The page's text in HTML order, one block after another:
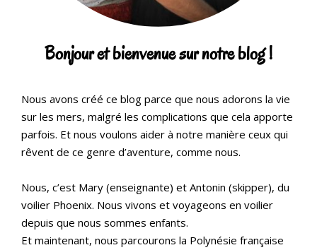
Bonjour et bienvenue sur notre blog !
Nous avons créé ce blog parce que nous adorons la vie
sur les mers, malgré les complications que cela apporte
parfois. Et nous voulons aider à notre manière ceux qui
rêvent de ce genre d’aventure, comme nous.
Nous, c’est Mary (enseignante) et Antonin (skipper), du
voilier Phoenix. Nous vivons et voyageons en voilier
depuis que nous sommes enfants.
Et maintenant, nous parcourons la Polynésie française